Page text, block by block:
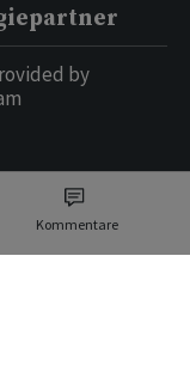
Kommentare
by